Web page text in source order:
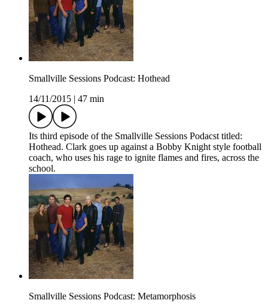
Smallville Sessions Podcast: Hothead
14/11/2015
47 min
Its third episode of the Smallville Sessions Podacst titled:
Hothead. Clark goes up against a Bobby Knight style football
coach, who uses his rage to ignite flames and fires, across the
school.
Smallville Sessions Podcast: Metamorphosis